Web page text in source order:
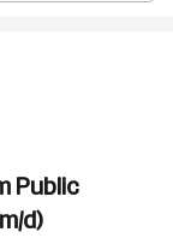
Public
d)